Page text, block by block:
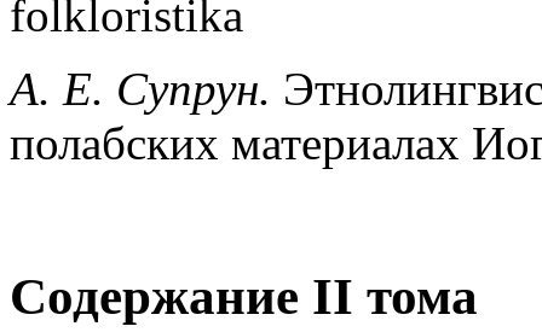
folkloristika
A. E. Супрун.
полабских материалах
Содержание II тома